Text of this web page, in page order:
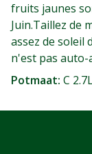
fruits jaunes
Juin.Taillez de
assez de soleil
n'est pas auto-
Potmaat C